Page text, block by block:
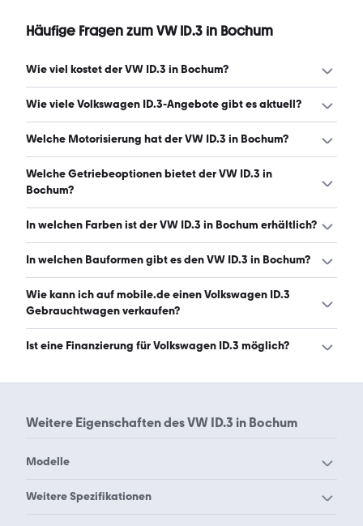
Häufige Fragen zum VW ID.3 in Bochum
Wie viel kostet der VW ID.3 in Bochum?
Ein guter Preis für einen VW ID.3 in Bochum liegt zwischen
monatlich. (Stand: 9.8.2026)
Wie viele Volkswagen ID.3-Angebote gibt es aktuell?
Es gibt insgesamt 86 Volkswagen ID.3 bei mobile.de,
9.8.2026)
Welche Motorisierung hat der VW ID.3 in Bochum?
Der VW ID.3 in Bochum hat Leistungen zwischen 150 und
286 PS. (Stand: 9.8.2026)
Welche Getriebeoptionen bietet der VW ID.3 in
Bochum?
Der VW ID.3 in Bochum ist mit automatischem Getriebe
In welchen Farben ist der VW ID.3 in Bochum erhältlich?
Den VW ID.3 in Bochum gibt es in folgenden Farben: grau,
Farbe ist grau. (Stand: 9.8.2026)
In welchen Bauformen gibt es den VW ID.3 in Bochum?
Den VW ID.3 in Bochum gibt es in folgenden Bauformen:
Limousine. (Stand: 9.8.2026)
Wie kann ich auf mobile.de einen Volkswagen ID.3
Gebrauchtwagen verkaufen?
Alle Informationen zum Verkauf an mobile.de-
Ist eine Finanzierung für Volkswagen ID.3 möglich?
jeweiligen Angebotsseite berechnet werden.
Weitere Eigenschaften desVW ID.3 in Bochum
Modelle
VW 181
Weitere Spezifikationen